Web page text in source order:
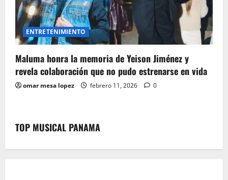
ENTRETENIMIENTO
Maluma honra la memoria de Yeison Jiménez y
revela colaboración que no pudo estrenarse en vida
omar mesa lopez febrero 11, 2026 0
TOP MUSICAL PANAMA